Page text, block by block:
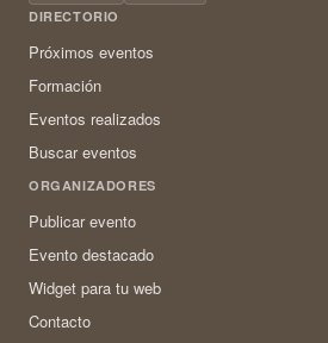
DIRECTORIO
Próximos eventos
Formación
Eventos realizados
Buscar eventos
ORGANIZADORES
Publicar evento
Evento destacado
Widget para tu web
Contacto